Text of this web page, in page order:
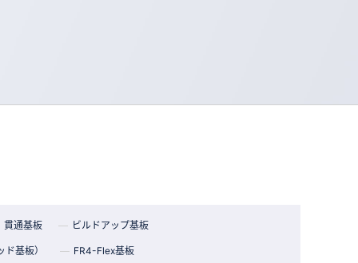
貫通基板 ビルドアップ基板
基板） FR4-Flex基板